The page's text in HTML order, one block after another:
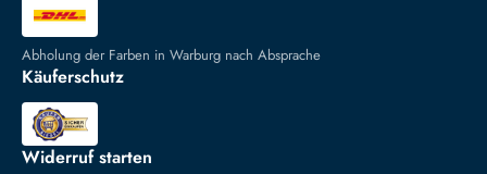
Abholung der Farben in Warburg nach Absprache
Käuferschutz
Widerruf starten